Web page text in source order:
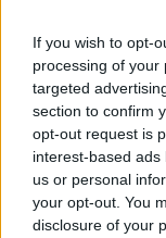
If you wish to opt-
processing of your
targeted
section to confirm
opt-out request is
interest-based
us or personal
your opt-out. You
disclosure of your